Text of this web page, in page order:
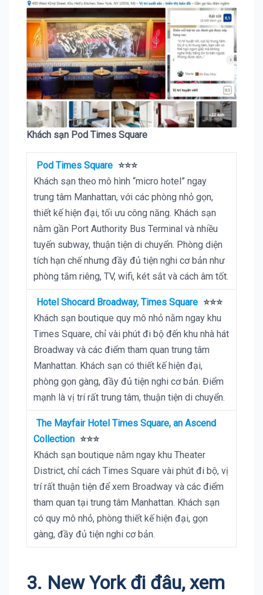
Khách sạn Pod Times Square
Pod Times Square ⭐⭐⭐
Khách sạn theo mô hình “micro hotel” ngay
trung tâm Manhattan, với các phòng nhỏ gọn,
thiết kế hiện đại, tối ưu công năng. Khách sạn
nằm gần Port Authority Bus Terminal và nhiều
tuyến subway, thuận tiện di chuyển. Phòng diện
tích hạn chế nhưng đầy đủ tiện nghi cơ bản như
phòng tắm riêng, TV, wifi, két sắt và cách âm tốt.
Hotel Shocard Broadway, Times Square ⭐⭐⭐
Khách sạn boutique quy mô nhỏ nằm ngay khu
Times Square, chỉ vài phút đi bộ đến khu nhà hát
Broadway và các điểm tham quan trung tâm
Manhattan. Khách sạn có thiết kế hiện đại,
phòng gọn gàng, đầy đủ tiện nghi cơ bản. Điểm
mạnh là vị trí rất trung tâm, thuận tiện di chuyển.
The Mayfair Hotel Times Square, an Ascend
Collection ⭐⭐⭐
Khách sạn boutique nằm ngay khu Theater
District, chỉ cách Times Square vài phút đi bộ, vị
trí rất thuận tiện để xem Broadway và các điểm
tham quan tại trung tâm Manhattan. Khách sạn
có quy mô nhỏ, phòng thiết kế hiện đại, gọn
gàng, đầy đủ tiện nghi cơ bản.
3. New York đi đâu, xem